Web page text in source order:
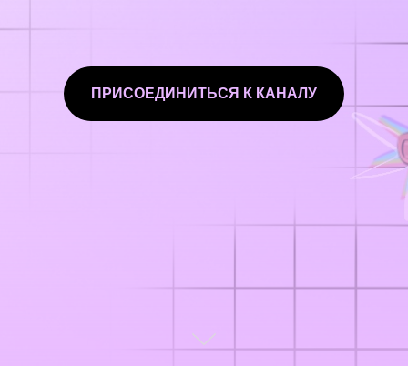
ПРИСОЕДИНИТЬСЯ К КАНАЛУ